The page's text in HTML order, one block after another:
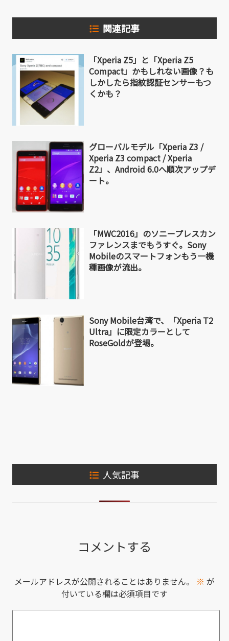
関連記事
「Xperia Z5」と「Xperia Z5
Compact」かもしれない画像？も
しかしたら指紋認証センサーもつ
くかも？
グローバルモデル「Xperia Z3 /
Xperia Z3 compact / Xperia
Z2」、Android 6.0へ順次アップデ
ート。
「MWC2016」のソニープレスカン
ファレンスまでもうすぐ。Sony
Mobileのスマートフォンもう一機
種画像が流出。
Sony Mobile台湾で、「Xperia T2
Ultra」に限定カラーとして
RoseGoldが登場。
人気記事
コメントする
メールアドレスが公開されることはありません。 ※ が
付いている欄は必須項目です